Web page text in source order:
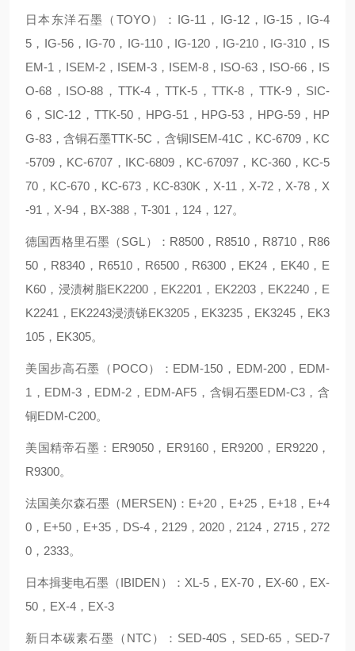
日本东洋石墨（TOYO）：IG-11，IG-12，IG-15，IG-4
5，IG-56，IG-70，IG-110，IG-120，IG-210，IG-310，IS
EM-1，ISEM-2，ISEM-3，ISEM-8，ISO-63，ISO-66，IS
O-68，ISO-88，TTK-4，TTK-5，TTK-8，TTK-9，SIC-
6，SIC-12，TTK-50，HPG-51，HPG-53，HPG-59，HP
G-83，含铜石墨TTK-5C，含铜ISEM-41C，KC-6709，KC
-5709，KC-6707，IKC-6809，KC-67097，KC-360，KC-5
70，KC-670，KC-673，KC-830K，X-11，X-72，X-78，X
-91，X-94，BX-388，T-301，124，127。
德国西格里石墨（SGL）：R8500，R8510，R8710，R86
50，R8340，R6510，R6500，R6300，EK24，EK40，E
K60，浸渍树脂EK2200，EK2201，EK2203，EK2240，E
K2241，EK2243浸渍锑EK3205，EK3235，EK3245，EK3
105，EK305。
美国步高石墨（POCO）：EDM-150，EDM-200，EDM-
1，EDM-3，EDM-2，EDM-AF5，含铜石墨EDM-C3，含
铜EDM-C200。
美国精帝石墨：ER9050，ER9160，ER9200，ER9220，
R9300。
法国美尔森石墨（MERSEN)：E+20，E+25，E+18，E+4
0，E+50，E+35，DS-4，2129，2020，2124，2715，272
0，2333。
日本揖斐电石墨（IBIDEN）：XL-5，EX-70，EX-60，EX-
50，EX-4，EX-3
新日本碳素石墨（NTC）：SED-40S，SED-65，SED-7